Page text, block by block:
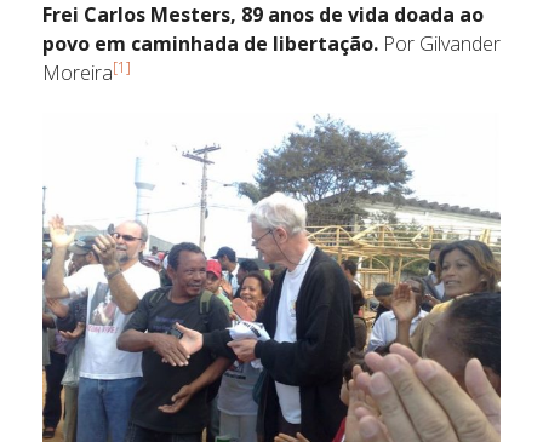
Frei Carlos Mesters, 89 anos de vida doada ao
povo em caminhada de libertação. Por Gilvander
Moreira[1]